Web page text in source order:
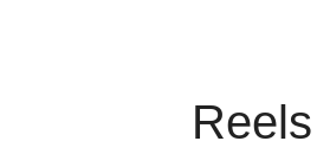
Reels